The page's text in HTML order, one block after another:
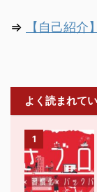
⇒ 【自己紹
よく読まれて
1